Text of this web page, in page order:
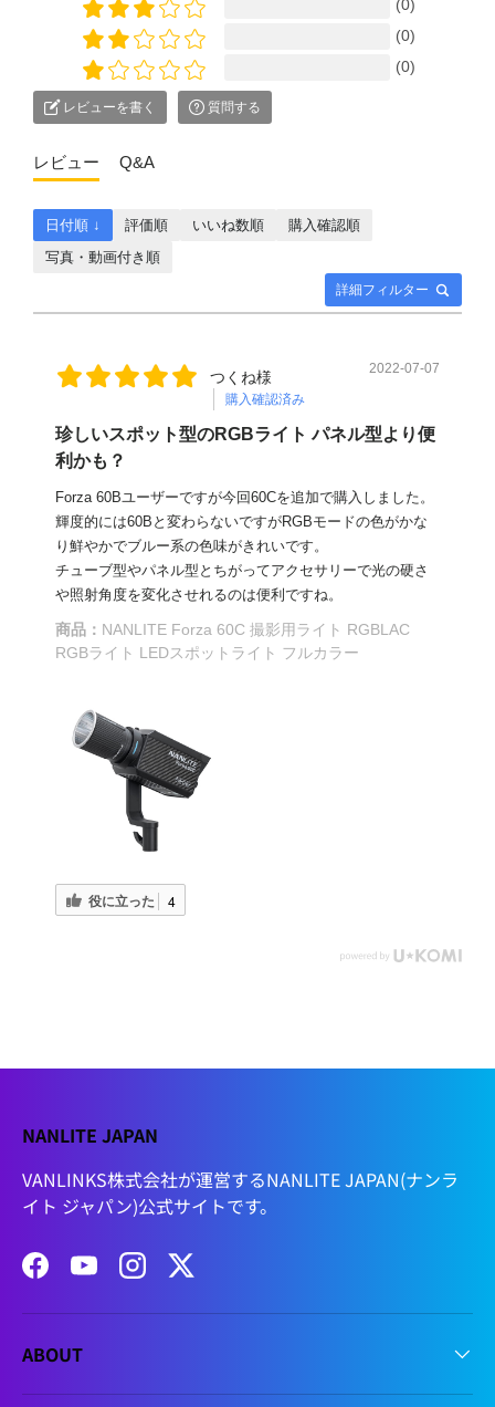
(0)
(0)
(0)
レビューを書く 質問する
レビュー Q&A
詳細フィルター
日付順 ↓ 評価順 いいね数順
購入確認順
写真・動画付き順
つくね様
購入確認済み
2022-07-07
珍しいスポット型のRGBライト パネル型より便
利かも？
Forza 60Bユーザーですが今回60Cを追加で購入しました。
輝度的には60Bと変わらないですがRGBモードの色がかな
り鮮やかでブルー系の色味がきれいです。
チューブ型やパネル型とちがってアクセサリーで光の硬さ
や照射角度を変化させれるのは便利ですね。
商品： NANLITE Forza 60C 撮影用ライト RGBLAC
RGBライト LEDスポットライト フルカラー
役に立った 4
NANLITE JAPAN
VANLINKS株式会社が運営するNANLITE JAPAN(ナンラ
イト ジャパン)公式サイトです。
FacebookYouTubeInstagramTwitter
ABOUT